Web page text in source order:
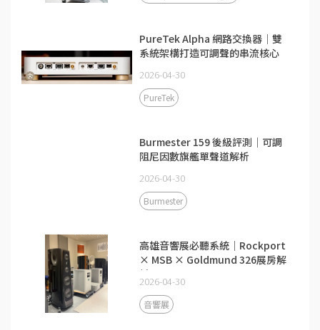
PureTek Alpha 網路交換器｜雙
系統架構打造可調聲的串流核心
2026-04-30
PureTek
Burmester 159 後級評測｜可調
阻尼因數旗艦單聲道解析
2026-04-30
Burmester
高雄音響展必聽系統｜Rockport
× MSB × Goldmund 326展房解
析
2026-04-30
音響展